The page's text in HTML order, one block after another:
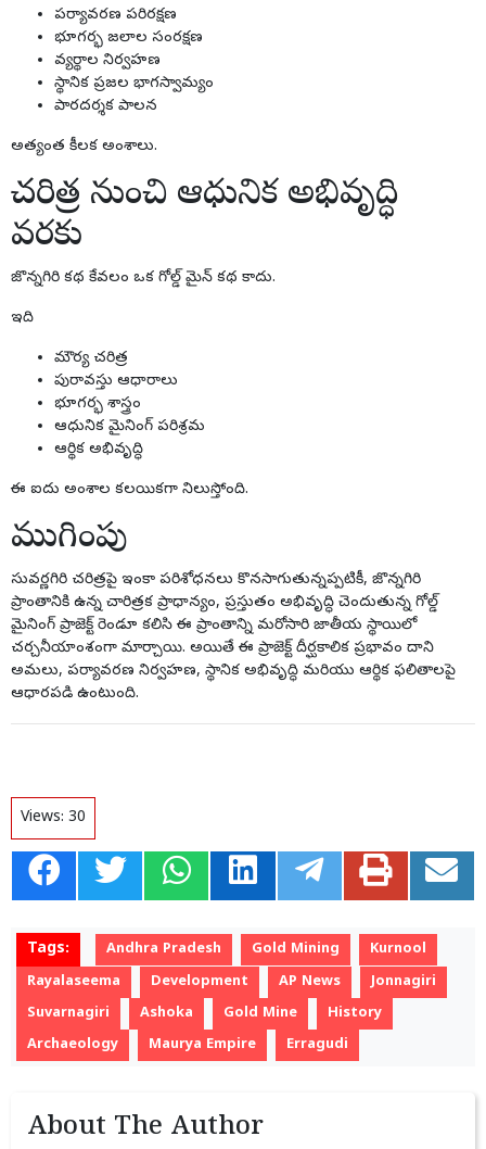
పర్యావరణ పరిరక్షణ
భూగర్భ జలాల సంరక్షణ
వ్యర్థాల నిర్వహణ
స్థానిక ప్రజల భాగస్వామ్యం
పారదర్శక పాలన
అత్యంత కీలక అంశాలు.
చరిత్ర నుంచి ఆధునిక అభివృద్ధి
వరకు
జొన్నగిరి కథ కేవలం ఒక గోల్డ్ మైన్ కథ కాదు.
ఇది
మౌర్య చరిత్ర
పురావస్తు ఆధారాలు
భూగర్భ శాస్త్రం
ఆధునిక మైనింగ్ పరిశ్రమ
ఆర్థిక అభివృద్ధి
ఈ ఐదు అంశాల కలయికగా నిలుస్తోంది.
ముగింపు
సువర్ణగిరి చరిత్రపై ఇంకా పరిశోధనలు కొనసాగుతున్నప్పటికీ, జొన్నగిరి
ప్రాంతానికి ఉన్న చారిత్రక ప్రాధాన్యం, ప్రస్తుతం అభివృద్ధి చెందుతున్న గోల్డ్
మైనింగ్ ప్రాజెక్ట్ రెండూ కలిసి ఈ ప్రాంతాన్ని మరోసారి జాతీయ స్థాయిలో
చర్చనీయాంశంగా మార్చాయి. అయితే ఈ ప్రాజెక్ట్ దీర్ఘకాలిక ప్రభావం దాని
అమలు, పర్యావరణ నిర్వహణ, స్థానిక అభివృద్ధి మరియు ఆర్థిక ఫలితాలపై
ఆధారపడి ఉంటుంది.
Views: 30
Tags: Andhra Pradesh Gold Mining
Kurnool
Rayalaseema
Development AP News
Jonnagiri
Suvarnagiri
Ashoka Gold Mine
History
Archaeology
Maurya Empire Erragudi
About The Author